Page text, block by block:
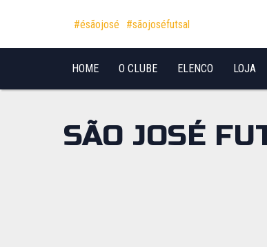
Pular para o conteúdo
#ésãojosé #sãojoséfutsal
HOME O CLUBE ELENCO LOJA
SÃO JOSÉ